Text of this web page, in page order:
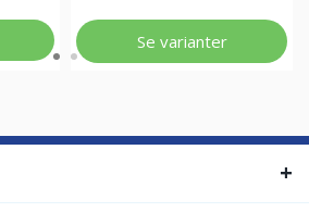
Se varianter